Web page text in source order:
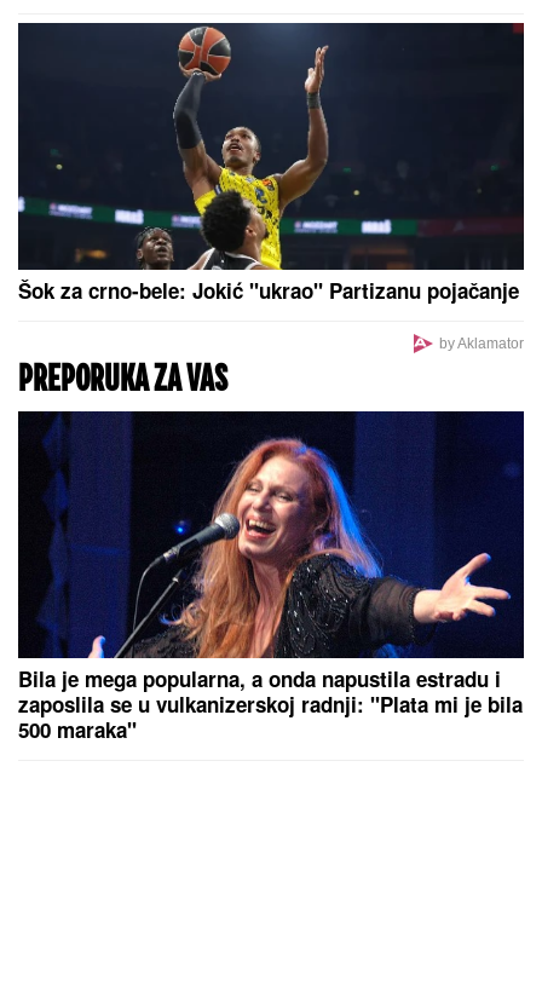
Šok za crno-bele: Jokić "ukrao" Partizanu pojačanje
by Aklamator
PREPORUKA ZA VAS
Bila je mega popularna, a onda napustila estradu i
zaposlila se u vulkanizerskoj radnji: "Plata mi je bila
500 maraka"